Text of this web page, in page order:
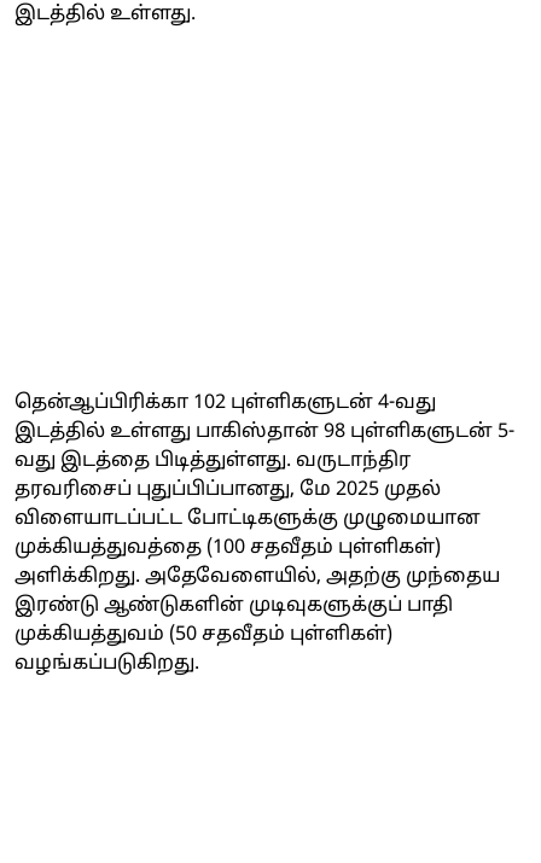
இடத்தில் உள்ளது.
தென்ஆப்பிரிக்கா 102 புள்ளிகளுடன் 4-வது
இடத்தில் உள்ளது பாகிஸ்தான் 98 புள்ளிகளுடன் 5-
வது இடத்தை பிடித்துள்ளது. வருடாந்திர
தரவரிசைப் புதுப்பிப்பானது, மே 2025 முதல்
விளையாடப்பட்ட போட்டிகளுக்கு முழுமையான
முக்கியத்துவத்தை (100 சதவீதம் புள்ளிகள்)
அளிக்கிறது. அதேவேளையில், அதற்கு முந்தைய
இரண்டு ஆண்டுகளின் முடிவுகளுக்குப் பாதி
முக்கியத்துவம் (50 சதவீதம் புள்ளிகள்)
வழங்கப்படுகிறது.